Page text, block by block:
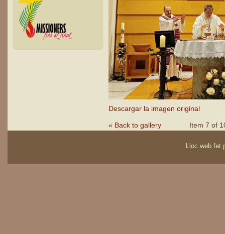
Descargar la imagen original
« Back to gallery Item 7 of
Lloc web fet